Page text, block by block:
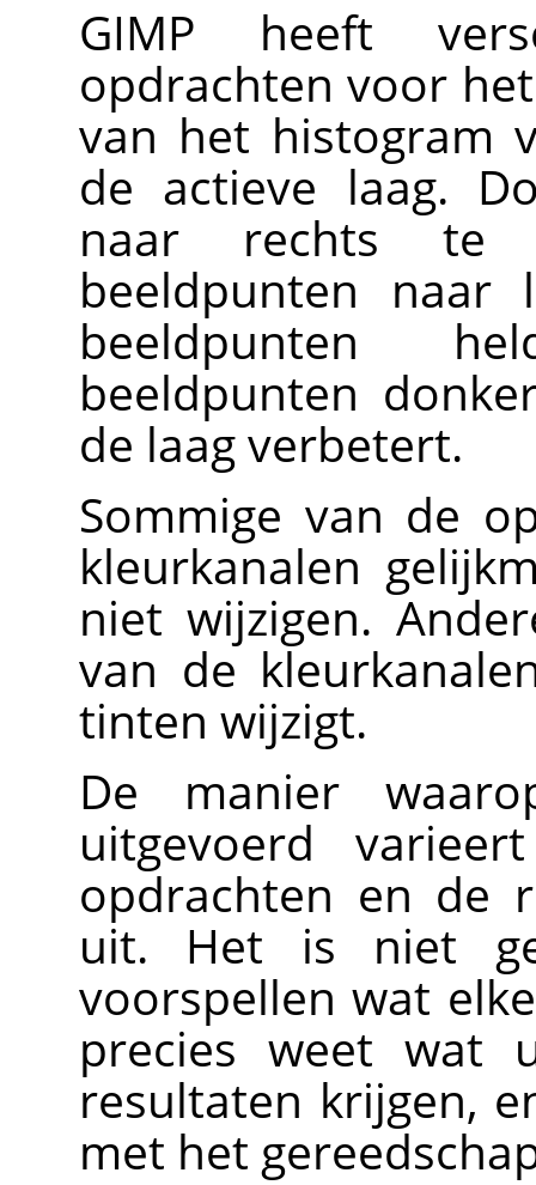
GIMP heeft
opdrachten voor
van het histogram
de actieve laag.
naar rechts te
beeldpunten naar
beeldpunten
beeldpunten
de laag verbetert.
Sommige van de
kleurkanalen
niet wijzigen.
van de
tinten wijzigt.
De manier
uitgevoerd
opdrachten en de
uit. Het is niet
voorspellen wat
precies weet wat
resultaten krijgen,
met het